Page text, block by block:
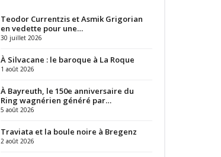
Teodor Currentzis et Asmik Grigorian
en vedette pour une…
30 juillet 2026
À Silvacane : le baroque à La Roque
1 août 2026
À Bayreuth, le 150e anniversaire du
Ring wagnérien généré par…
5 août 2026
Traviata et la boule noire à Bregenz
2 août 2026